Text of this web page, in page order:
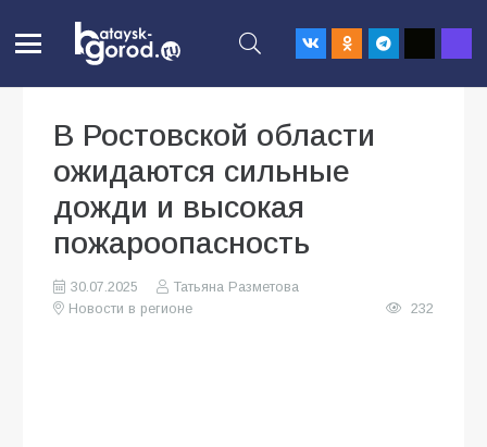
В Ростовской области
ожидаются сильные
дожди и высокая
пожароопасность
30.07.2025
Татьяна Разметова
Новости в регионе
232